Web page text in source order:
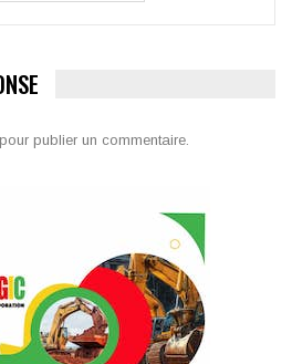
pour publier un commentaire.